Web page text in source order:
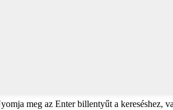
meg az Enter billentyűt a kereséshez,